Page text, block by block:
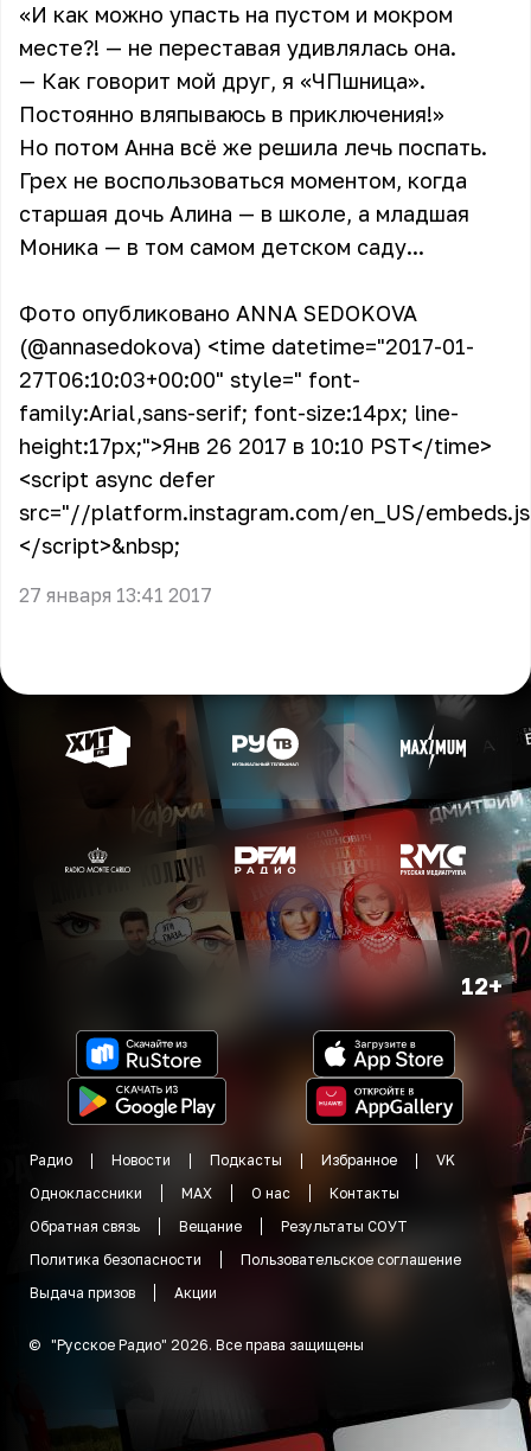
«И как можно упасть на пустом и мокром
месте?! — не переставая удивлялась она.
— Как говорит мой друг, я «ЧПшница».
Постоянно вляпываюсь в приключения!»
Но потом Анна всё же решила лечь поспать.
Грех не воспользоваться моментом, когда
старшая дочь Алина — в школе, а младшая
Моника — в том самом детском саду...
Фото опубликовано ANNA SEDOKOVA
(@annasedokova) <time datetime="2017-01-
27T06:10:03+00:00" style=" font-
family:Arial,sans-serif; font-size:14px; line-
height:17px;">Янв 26 2017 в 10:10 PST</time>
<script async defer
src="//platform.instagram.com/en_US/
</script>&nbsp;
27 января 13:41 2017
12+
Радио Новости Подкасты Избранное
VK
Одноклассники
MAX О нас
Контакты
Обратная связь
Вещание
Результаты СОУТ
Политика безопасности
Пользовательское соглашение
Выдача призов
Акции
© "Русское Радио" 2026. Все права защищены